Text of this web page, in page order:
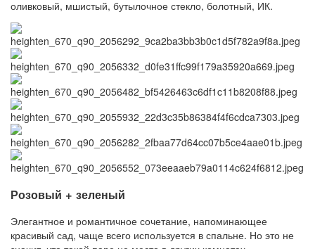
оливковый, мшистый, бутылочное стекло, болотный, ИК.
Розовый + зеленый
Элегантное и романтичное сочетание, напоминающее
красивый сад, чаще всего используется в спальне. Но это не